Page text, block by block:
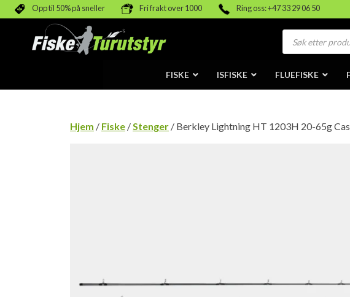
Opp til 50% på sneller Fri frakt over 1000 Ring oss: +47 33 29 06 50
Products
search
FISKE ISFISKE FLUEFISKE
Hjem / Fiske /Stenger / Berkley Lightning HT 1203H 20-65g